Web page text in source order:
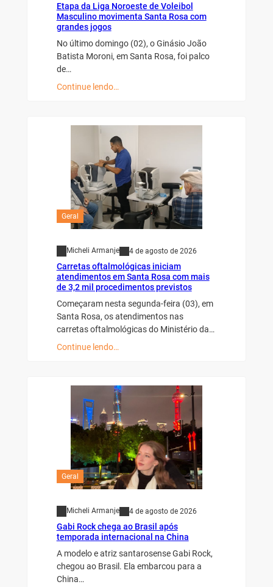
Etapa da Liga Noroeste de Voleibol
Masculino movimenta Santa Rosa com
grandes jogos
No último domingo (02), o Ginásio João
Batista Moroni, em Santa Rosa, foi palco
de…
Continue lendo…
Geral
Micheli Armanje 4 de agosto de 2026
Carretas oftalmológicas iniciam
atendimentos em Santa Rosa com mais
de 3,2 mil procedimentos previstos
Começaram nesta segunda-feira (03), em
Santa Rosa, os atendimentos nas
carretas oftalmológicas do Ministério da…
Continue lendo…
Geral
Micheli Armanje 4 de agosto de 2026
Gabi Rock chega ao Brasil após
temporada internacional na China
A modelo e atriz santarosense Gabi Rock,
chegou ao Brasil. Ela embarcou para a
China…